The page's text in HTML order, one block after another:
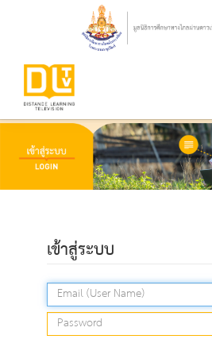
เข้าสู่ระบบ